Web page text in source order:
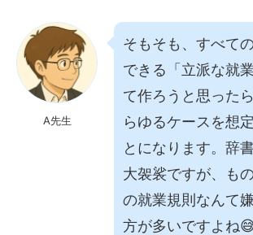
A先生
そもそも、すべて
できる「立派な就
て作ろうと思った
らゆるケースを想
とになります。辞
大袈裟ですが、も
の就業規則なんて
方が多いですよね